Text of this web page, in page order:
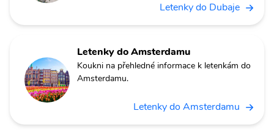
Letenky do Dubaje
Letenky do Amsterdamu
Koukni na přehledné informace k letenkám do
Amsterdamu.
Letenky do Amsterdamu